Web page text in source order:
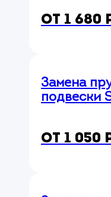
от 1 680
Замена
подвески
от 1 050